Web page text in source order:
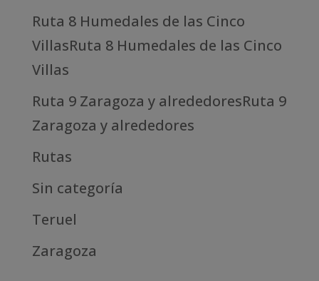
Ruta 8 Humedales de las Cinco
VillasRuta 8 Humedales de las Cinco
Villas
Ruta 9 Zaragoza y alrededoresRuta 9
Zaragoza y alrededores
Rutas
Sin categoría
Teruel
Zaragoza